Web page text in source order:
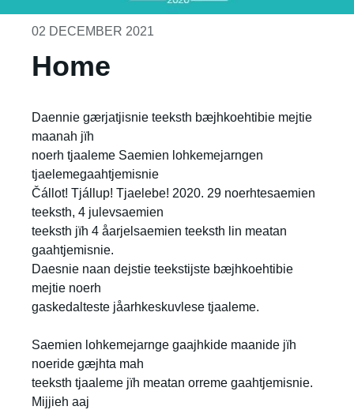
02 DECEMBER 2021
Home
Daennie gærjatjisnie teeksth bæjhkoehtibie mejtie
maanah jïh
noerh tjaaleme Saemien lohkemejarngen
tjaelemegaahtjemisnie
Čállot! Tjállup! Tjaelebe! 2020. 29 noerhtesaemien
teeksth, 4 julevsaemien
teeksth jïh 4 åarjelsaemien teeksth lin meatan
gaahtjemisnie.
Daesnie naan dejstie teekstijste bæjhkoehtibie
mejtie noerh
gaskedalteste jåarhkeskuvlese tjaaleme.
Saemien lohkemejarnge gaajhkide maanide jïh
noeride gæjhta mah
teeksth tjaaleme jïh meatan orreme gaahtjemisnie.
Mijjieh aaj